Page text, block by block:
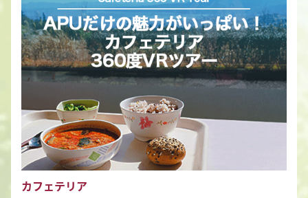
カフェテリア